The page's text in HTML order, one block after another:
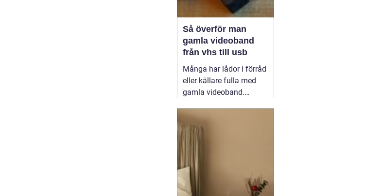
Så överför man
gamla videoband
från vhs till usb
Många har lådor i förråd
eller källare fulla med
gamla videoband.
släktkalas,
skolavslutningar och
resor som ingen längre
kan se, eftersom
videobandspelaren
försvann för länge
sedan. Att föra över